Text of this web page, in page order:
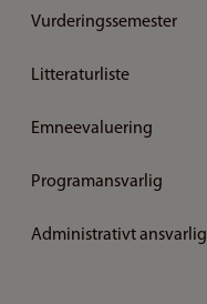
Vurderingssemester
Litteraturliste
Emneevaluering
Programansvarlig
Administrativt ansvarlig